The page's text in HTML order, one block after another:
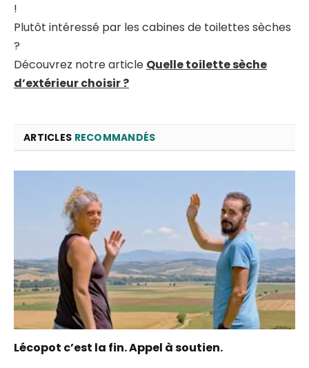
!
Plutôt intéressé par les cabines de toilettes sèches
?
Découvrez notre article Quelle toilette sèche
d’extérieur choisir ?
ARTICLES RECOMMANDÉS
Lécopot c’est la fin. Appel à soutien.